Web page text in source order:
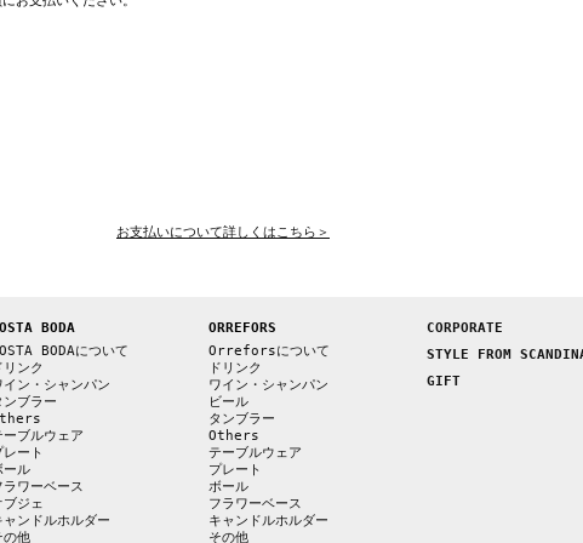
お支払いについて詳しくはこちら＞
BODA
BODAについて
リンク
イン・シャンパン
ンブラー
ーブルウェア
レート
ール
ラワーベース
ブジェ
ャンドルホルダー
の他
ORREFORS
Orreforsについて
ドリンク
ワイン・シャンパン
ビール
タンブラー
Others
テーブルウェア
プレート
ボール
フラワーベース
キャンドルホルダー
その他
CORPORATE
STYLE FROM
GIFT